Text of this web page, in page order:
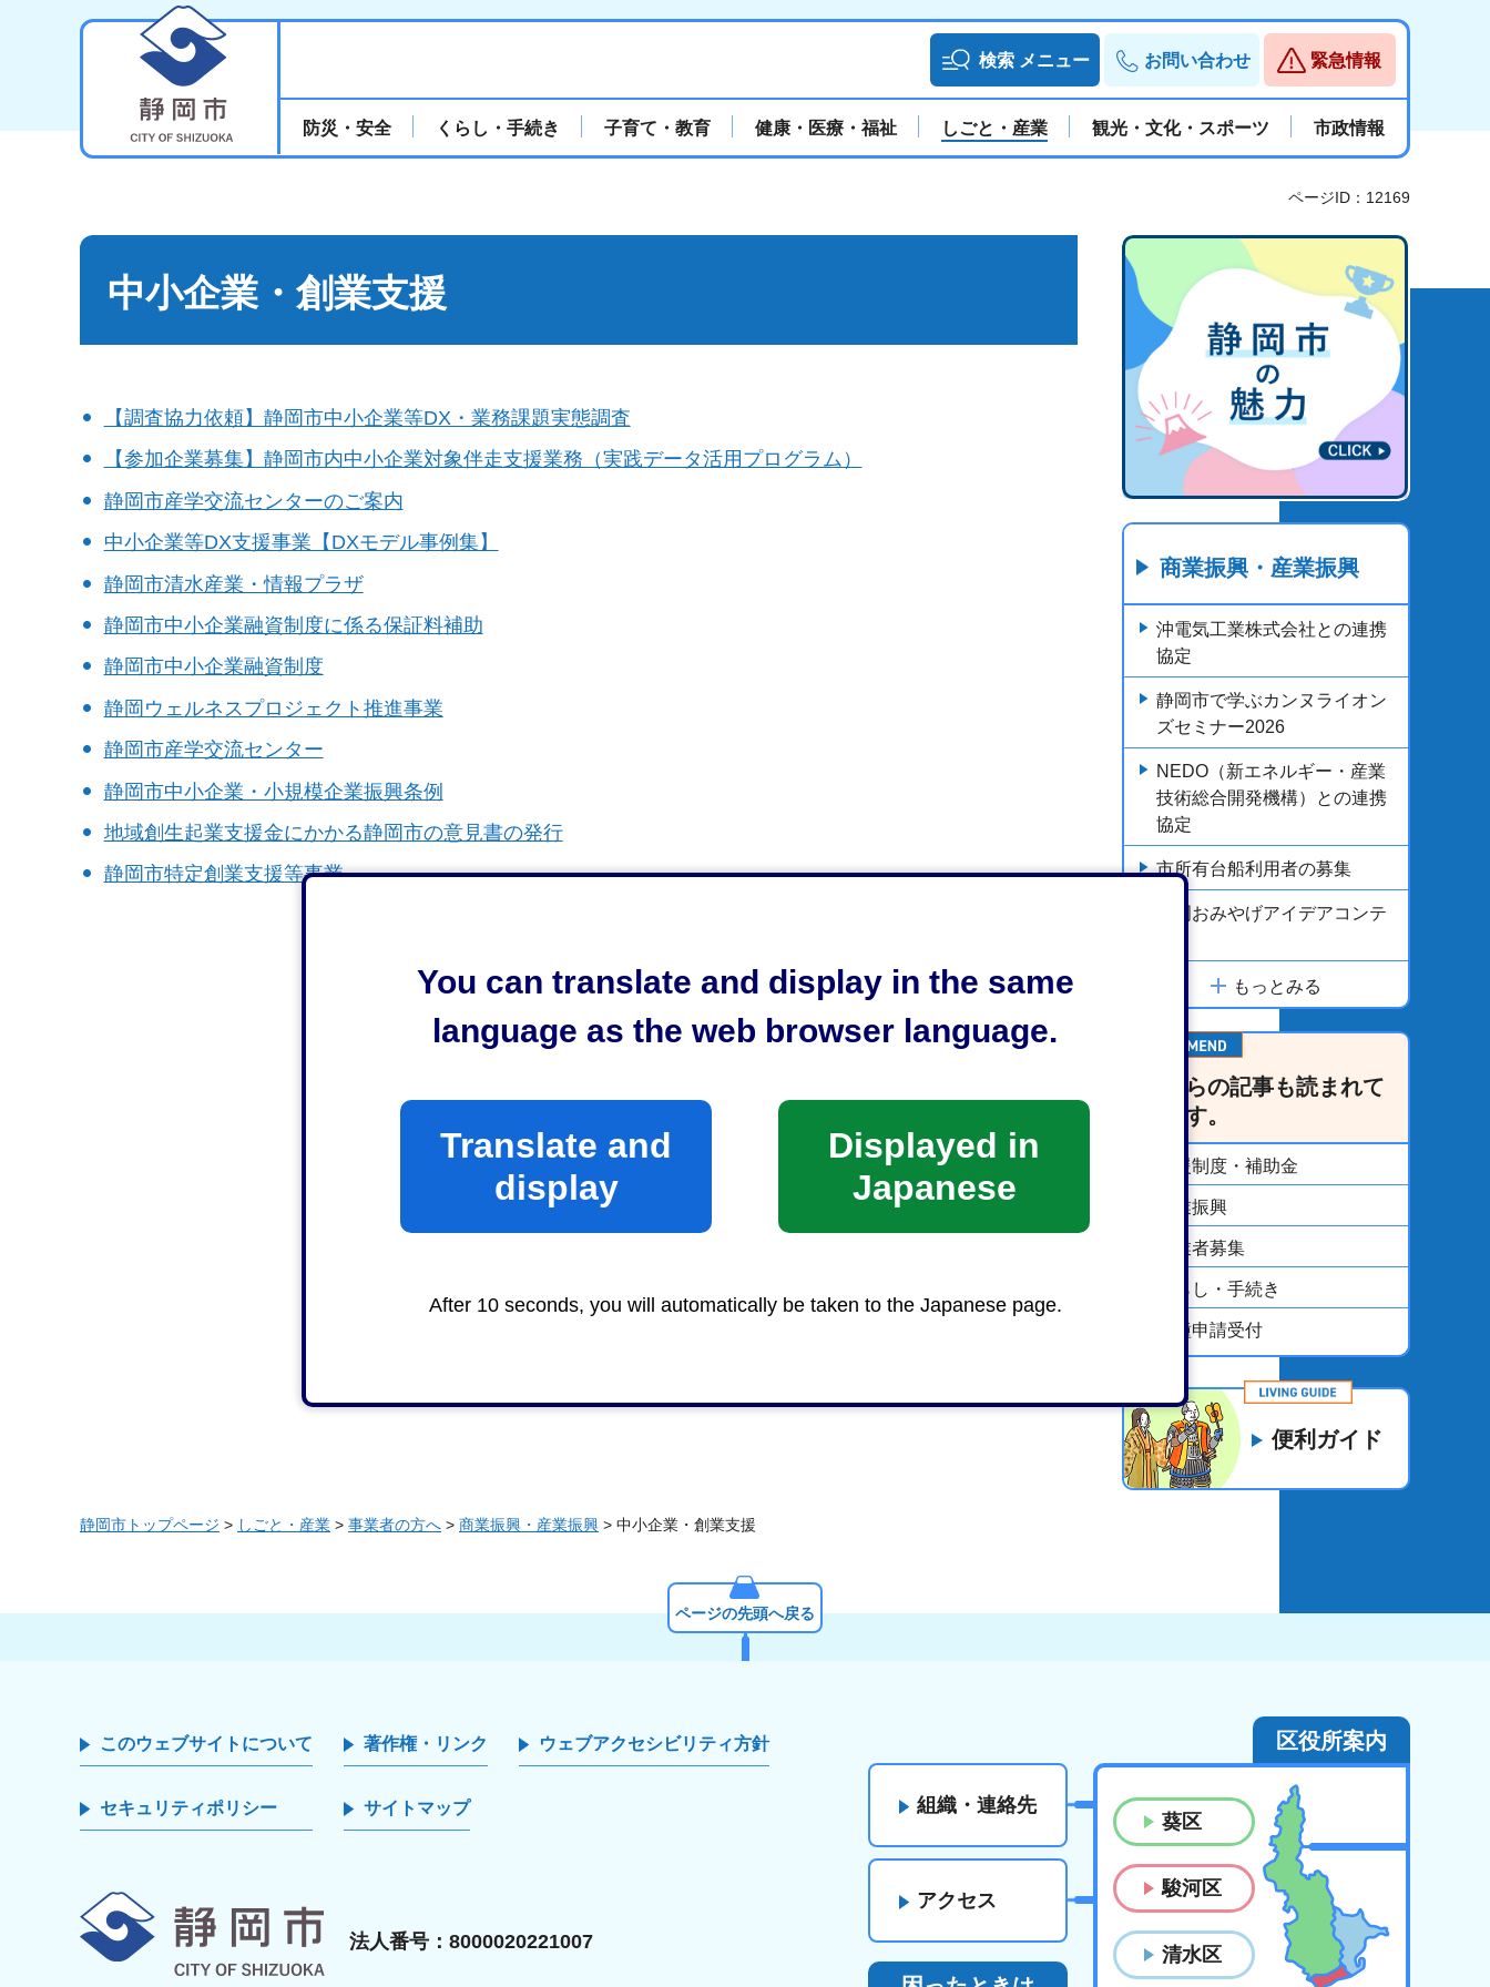
You can translate and display in the same
language as the web browser language.
Translate and
display
Displayed in
Japanese
After 10 seconds, you will automatically be taken to the Japanese page.
検索 メニュー お問い合わせ 緊急情報
防災・安全 くらし・手続き 子育て・教育 健康・医療・福祉 しごと・産業 観光・文化・スポーツ 市政情報
ページID：12169
中小企業・創業支援
【調査協力依頼】静岡市中小企業等DX・業務課題実態調査
【参加企業募集】静岡市内中小企業対象伴走支援業務（実践データ活用プログラム）
静岡市産学交流センターのご案内
中小企業等DX支援事業【DXモデル事例集】
静岡市清水産業・情報プラザ
静岡市中小企業融資制度に係る保証料補助
静岡市中小企業融資制度
静岡ウェルネスプロジェクト推進事業
静岡市産学交流センター
静岡市中小企業・小規模企業振興条例
地域創生起業支援金にかかる静岡市の意見書の発行
静岡市特定創業支援等事業
商業振興・産業振興
沖電気工業株式会社との連携
協定
静岡市で学ぶカンヌライオン
ズセミナー2026
NEDO（新エネルギー・産業
技術総合開発機構）との連携
協定
市所有台船利用者の募集
静岡おみやげアイデアコンテ
もっとみる
こちらの記事も読まれて
います。
支援制度・補助金
商業振興
事業者募集
くらし・手続き
各種申請受付
便利ガイド
静岡市トップページ > しごと・産業 > 事業者の方へ > 商業振興・産業振興 > 中小企業・創業支援
ページの先頭へ戻る
このウェブサイトについて 著作権・リンク ウェブアクセシビリティ方針
セキュリティポリシー サイトマップ
法人番号：8000020221007
組織・連絡先
アクセス
区役所案内
葵区
駿河区
清水区